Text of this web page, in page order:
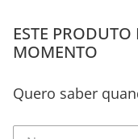
ESTE
MOMENTO
Quero saber